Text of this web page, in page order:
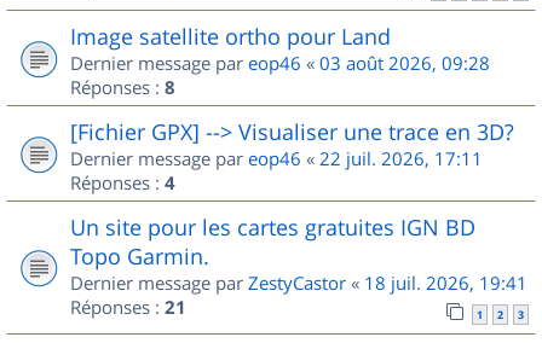
Image satellite ortho pour Land
Dernier message par eop46 « 03 août 2026, 09:28
Réponses : 8
[Fichier GPX] --> Visualiser une trace en 3D?
Dernier message par eop46 « 22 juil. 2026, 17:11
Réponses : 4
Un site pour les cartes gratuites IGN BD
Topo Garmin.
Dernier message par ZestyCastor « 18 juil. 2026, 19:41
Réponses : 21 1 2 3